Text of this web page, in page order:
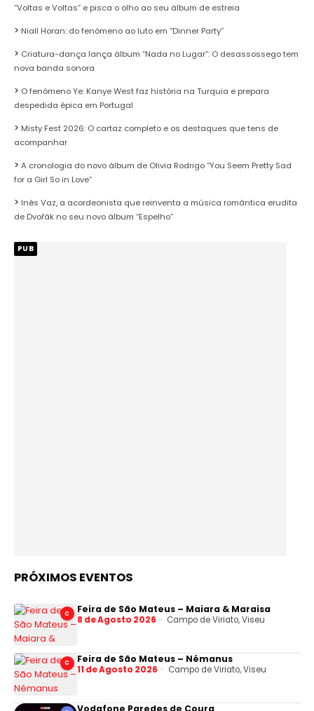
“Voltas e Voltas” e pisca o olho ao seu álbum de estreia
Niall Horan: do fenómeno ao luto em “Dinner Party”
Criatura-dança lança álbum “Nada no Lugar”: O desassossego tem
nova banda sonora
O fenómeno Ye: Kanye West faz história na Turquia e prepara
despedida épica em Portugal
Misty Fest 2026: O cartaz completo e os destaques que tens de
acompanhar
A cronologia do novo álbum de Olivia Rodrigo “You Seem Pretty Sad
for a Girl So in Love”
Inês Vaz, a acordeonista que reinventa a música romântica erudita
de Dvořák no seu novo álbum “Espelho”
PUB
PRÓXIMOS EVENTOS
C Feira de São Mateus – Maiara & Maraisa
8 de Agosto 2026 Campo de Viriato, Viseu
C Feira de São Mateus – Némanus
11 de Agosto 2026 Campo de Viriato, Viseu
Vodafone Paredes de Coura